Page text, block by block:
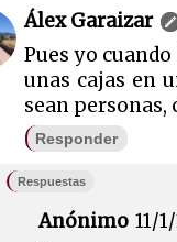
Álex Garaizar
Pues yo
unas cajas en
sean
Responder
Respuestas
Anónimo 11/